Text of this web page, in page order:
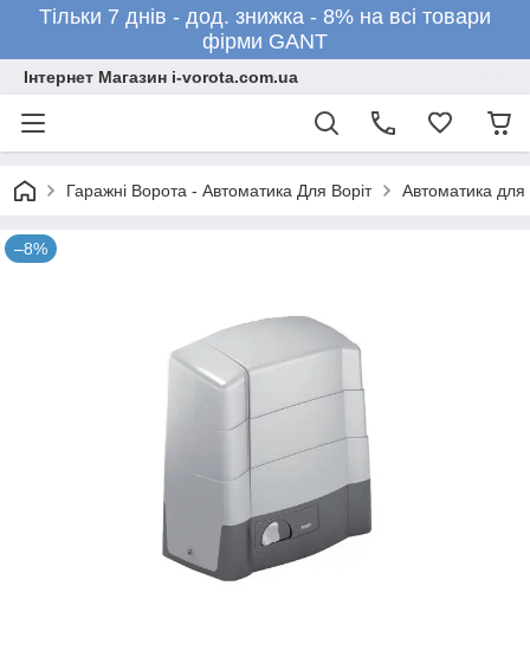
Тільки 7 днів - дод. знижка - 8% на всі товари
фірми GANT
Інтернет Магазин i-vorota.com.ua
Гаражні Ворота - Автоматика Для Воріт Автоматика для
–8%